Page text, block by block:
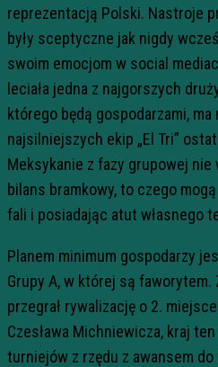
reprezentacją Polski. Nastroje
były sceptyczne jak nigdy
swoim emocjom w social
leciała jedna z najgorszych
którego będą gospodarzami,
najsilniejszych ekip „El Tri”
Meksykanie z fazy grupowej
bilans bramkowy, to czego
fali i posiadając atut własnego
Planem minimum gospodarzy
Grupy A, w której są faworytem.
przegrał rywalizację o 2.
Czesława Michniewicza, kraj
turniejów z rzędu z awansem